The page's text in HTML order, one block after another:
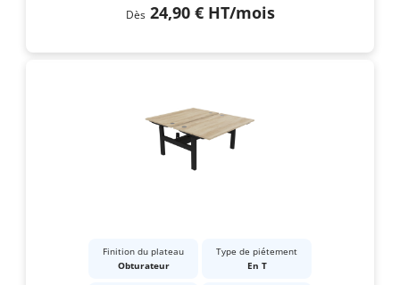
Dès 24,90 € HT/mois
Finition du plateau
Obturateur
Type de piétement
En T